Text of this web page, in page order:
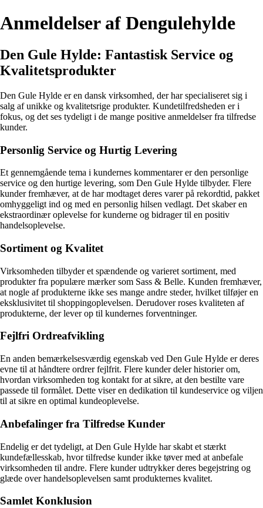
Anmeldelser af Dengulehylde
Den Gule Hylde: Fantastisk Service og
Kvalitetsprodukter
Den Gule Hylde er en dansk virksomhed, der har specialiseret sig i
salg af unikke og kvalitetsrige produkter. Kundetilfredsheden er i
fokus, og det ses tydeligt i de mange positive anmeldelser fra tilfredse
kunder.
Personlig Service og Hurtig Levering
Et gennemgående tema i kundernes kommentarer er den personlige
service og den hurtige levering, som Den Gule Hylde tilbyder. Flere
kunder fremhæver, at de har modtaget deres varer på rekordtid, pakket
omhyggeligt ind og med en personlig hilsen vedlagt. Det skaber en
ekstraordinær oplevelse for kunderne og bidrager til en positiv
handelsoplevelse.
Sortiment og Kvalitet
Virksomheden tilbyder et spændende og varieret sortiment, med
produkter fra populære mærker som Sass & Belle. Kunden fremhæver,
at nogle af produkterne ikke ses mange andre steder, hvilket tilføjer en
eksklusivitet til shoppingoplevelsen. Derudover roses kvaliteten af
produkterne, der lever op til kundernes forventninger.
Fejlfri Ordreafvikling
En anden bemærkelsesværdig egenskab ved Den Gule Hylde er deres
evne til at håndtere ordrer fejlfrit. Flere kunder deler historier om,
hvordan virksomheden tog kontakt for at sikre, at den bestilte vare
passede til formålet. Dette viser en dedikation til kundeservice og viljen
til at sikre en optimal kundeoplevelse.
Anbefalinger fra Tilfredse Kunder
Endelig er det tydeligt, at Den Gule Hylde har skabt et stærkt
kundefællesskab, hvor tilfredse kunder ikke tøver med at anbefale
virksomheden til andre. Flere kunder udtrykker deres begejstring og
glæde over handelsoplevelsen samt produkternes kvalitet.
Samlet Konklusion